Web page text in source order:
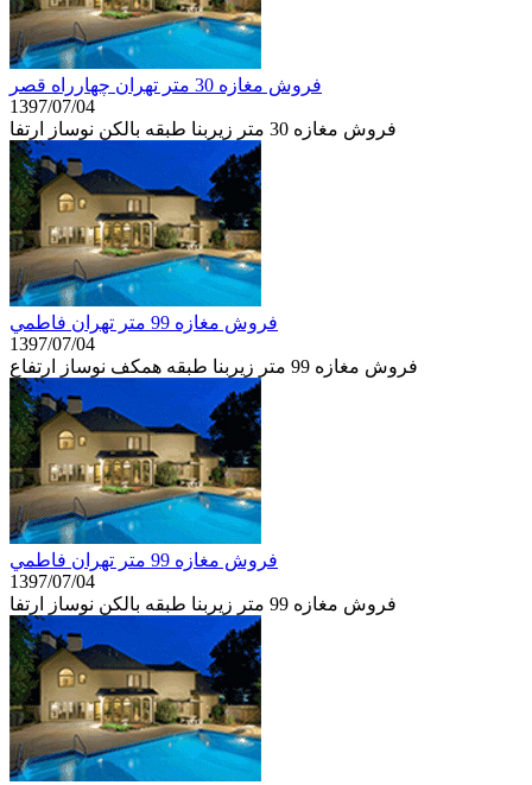
فروش مغازه 30 متر تهران چهارراه قصر
1397/07/04
فروش مغازه 30 متر زیربنا طبقه بالكن نوساز ارتفا
فروش مغازه 99 متر تهران فاطمي
1397/07/04
فروش مغازه 99 متر زیربنا طبقه همكف نوساز ارتفاع
فروش مغازه 99 متر تهران فاطمي
1397/07/04
فروش مغازه 99 متر زیربنا طبقه بالكن نوساز ارتفا